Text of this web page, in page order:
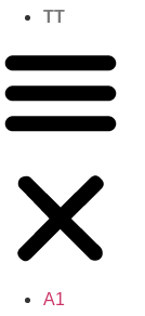
TT
A1